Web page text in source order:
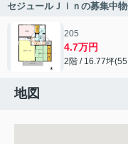
セジュールＪｉｎの募集中
205
4.7万円
2階 / 16.77坪
地図